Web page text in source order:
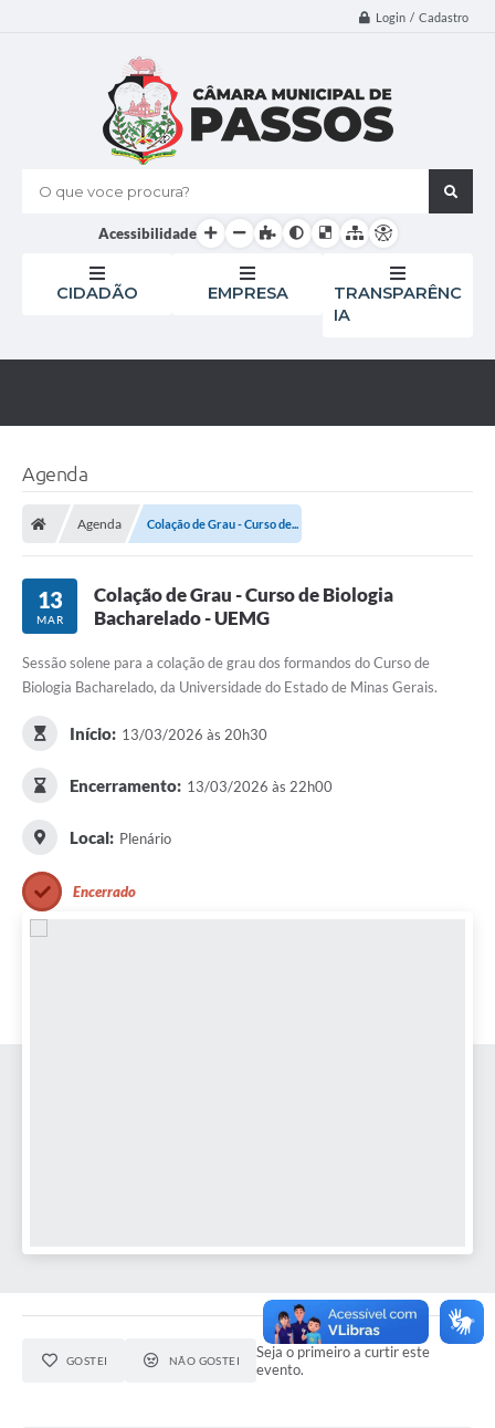
Login / Cadastro
O que voce procura?
Acessibilidade
CIDADÃO EMPRESA
TRANSPARÊNC
IA
Agenda
Agenda Colação de Grau - Curso de...
13
MAR
Colação de Grau - Curso de Biologia
Bacharelado - UEMG
Sessão solene para a colação de grau dos formandos do Curso de
Biologia Bacharelado, da Universidade do Estado de Minas Gerais.
Início: 13/03/2026 às 20h30
Encerramento: 13/03/2026 às 22h00
Local: Plenário
Encerrado
GOSTEI NÃO GOSTEI
Seja o primeiro a curtir este
evento.